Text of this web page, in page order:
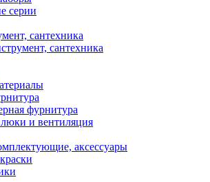
серии
сантехника
сантехника
фурнитура
и вентиляция
аксессуары